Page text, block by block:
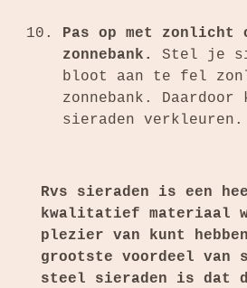
Pas op met zonlicht
zonnebank.
Stel je
bloot aan te fel
zonnebank. Daardoor
sieraden verkleuren.
Rvs sieraden is een
kwalitatief materiaal
plezier van kunt
grootste voordeel van
steel sieraden is dat